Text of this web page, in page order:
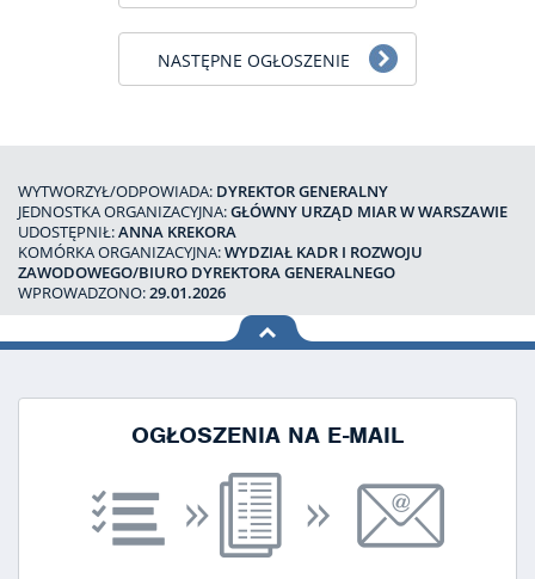
NASTĘPNE OGŁOSZENIE
WYTWORZYŁ/ODPOWIADA: DYREKTOR GENERALNY
JEDNOSTKA ORGANIZACYJNA:GŁÓWNY URZĄD MIAR W WARSZAWIE
UDOSTĘPNIŁ:ANNA KREKORA
KOMÓRKA ORGANIZACYJNA:WYDZIAŁ KADR I ROZWOJU
ZAWODOWEGO/BIURO DYREKTORA GENERALNEGO
WPROWADZONO:29.01.2026
na górę
OGŁOSZENIA NA E-MAIL